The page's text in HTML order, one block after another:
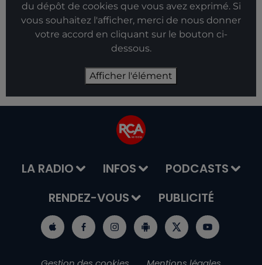
du dépôt de cookies que vous avez exprimé. Si
vous souhaitez l'afficher, merci de nous donner
votre accord en cliquant sur le bouton ci-
dessous.
Afficher l'élément
LA RADIO INFOS
PODCASTS
RENDEZ-VOUS
PUBLICITÉ